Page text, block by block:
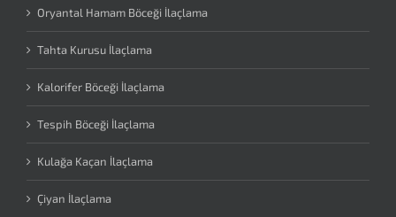
Oryantal Hamam Böceği İlaçlama
Tahta Kurusu İlaçlama
Kalorifer Böceği İlaçlama
Tespih Böceği İlaçlama
Kulağa Kaçan İlaçlama
Çiyan İlaçlama